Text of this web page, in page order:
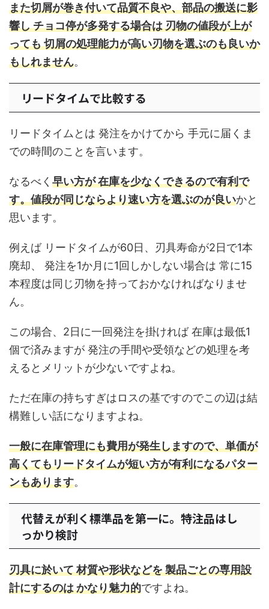
また切屑が巻き付いて品質不良や、部品の搬送に影
響し チョコ停が多発する場合は 刃物の値段が上が
っても 切屑の処理能力が高い刃物を選ぶのも良いか
もしれません。
リードタイムで比較する
リードタイムとは 発注をかけてから 手元に届くま
での時間のことを言います。
なるべく 早い方が 在庫を少なくできるので有利で
す。値段が同じならより速い方を選ぶのが良いかと
思います。
例えば リードタイムが60日、刃具寿命が2日で1本
廃却、 発注を1か月に1回しかしない場合は 常に15
本程度は同じ刃物を持っておかなければなりませ
ん。
この場合、2日に一回発注を掛ければ 在庫は最低1
個で済みますが 発注の手間や受領などの処理を考
えるとメリットが少ないですよね。
ただ在庫の持ちすぎはロスの基ですのでこの辺は結
構難しい話になりますよね。
一般に在庫管理にも費用が発生しますので、単価が
高くてもリードタイムが短い方が有利になるパター
ンもあります。
代替えが利く標準品を第一に。特注品はし
っかり検討
刃具に於いて 材質や形状などを 製品ごとの専用設
計にするのは かなり魅力的ですよね。